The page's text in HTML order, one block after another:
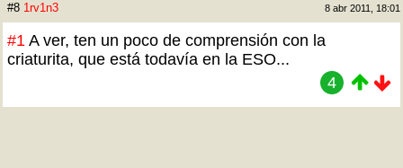
#8 1rv1n3 8 abr 2011, 18:01
#1 A ver, ten un poco de comprensión con la
criaturita, que está todavía en la ESO...
4